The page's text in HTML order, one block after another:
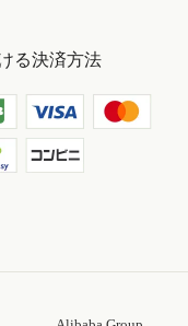
る決済方法